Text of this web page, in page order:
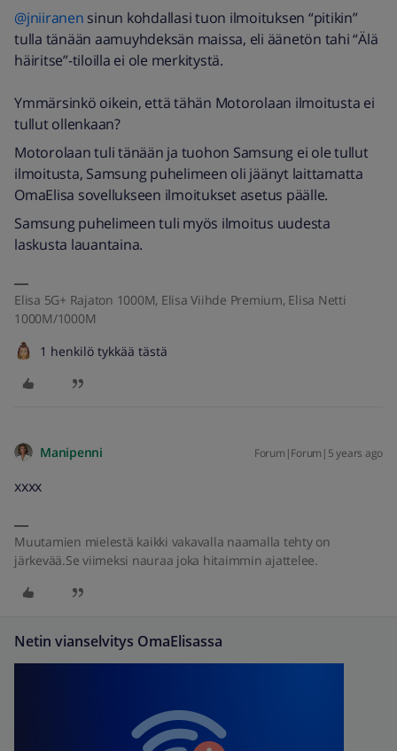
@jniiranen sinun kohdallasi tuon ilmoituksen “pitikin”
tulla tänään aamuyhdeksän maissa, eli äänetön tahi “Älä
häiritse”-tiloilla ei ole merkitystä.
Ymmärsinkö oikein, että tähän Motorolaan ilmoitusta ei
tullut ollenkaan?
Motorolaan tuli tänään ja tuohon Samsung ei ole tullut
ilmoitusta, Samsung puhelimeen oli jäänyt laittamatta
OmaElisa sovellukseen ilmoitukset asetus päälle.
Samsung puhelimeen tuli myös ilmoitus uudesta
laskusta lauantaina.
Elisa 5G+ Rajaton 1000M, Elisa Viihde Premium, Elisa Netti
1000M/1000M
1 henkilö tykkää tästä
Manipenni Forum|Forum|5 years ago
xxxx
Muutamien mielestä kaikki vakavalla naamalla tehty on
järkevää.Se viimeksi nauraa joka hitaimmin ajattelee.
Netin vianselvitys OmaElisassa